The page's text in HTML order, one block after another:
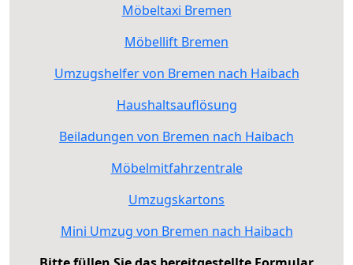
Möbeltaxi Bremen
Möbellift Bremen
Umzugshelfer von Bremen nach Haibach
Haushaltsauflösung
Beiladungen von Bremen nach Haibach
Möbelmitfahrzentrale
Umzugskartons
Mini Umzug von Bremen nach Haibach